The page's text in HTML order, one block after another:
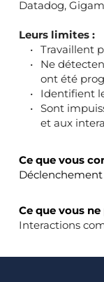
Datadog,
Leurs limites :
Travaillent
Ne
ont été
Identifient
Sont
et aux
Ce que vous
Ce que vous
Interactions